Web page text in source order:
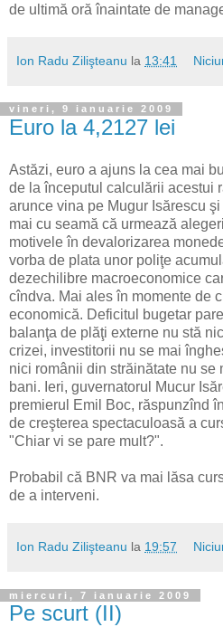
de ultimă oră înaintate de
Ion Radu Zilişteanu la 13:41
vineri, 9 ianuarie 2009
Euro la 4,2127 lei
Astăzi, euro a ajuns la cea mai
de la începutul calculării acestui
arunce vina pe Mugur Isărescu
mai cu seamă că urmează
motivele în devalorizarea
vorba de plata unor poliţe
dezechilibre macroeconomice
cîndva. Mai ales în momente de
economică. Deficitul bugetar
balanţa de plăţi externe nu stă
crizei, investitorii nu se mai
nici românii din străinătate nu se
bani. Ieri, guvernatorul Mucur
premierul Emil Boc, răspunzînd
de creşterea spectaculoasă a
"Chiar vi se pare mult?".
Probabil că BNR va mai lăsa
de a interveni.
Ion Radu Zilişteanu la 19:57
miercuri, 7 ianuarie 2009
Pe scurt (II)